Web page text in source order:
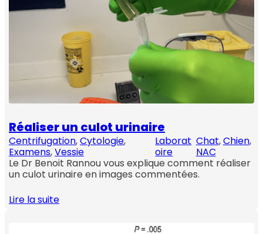
Réaliser un culot urinaire
Centrifugation, Cytologie,
Examens, Vessie
Laborat
oire
Chat, Chien,
NAC
Le Dr Benoit Rannou vous explique comment réaliser
un culot urinaire en images commentées.
Lire la suite